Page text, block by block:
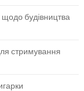
будівництва
стримування